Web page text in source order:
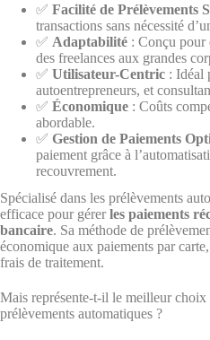
✅ Facilité de Prélèvements
transactions sans nécessité
✅ Adaptabilité : Conçu pour
des freelances aux grandes
✅ Utilisateur-Centric : Idéal
autoentrepreneurs, et
✅ Économique : Coûts
abordable.
✅ Gestion de Paiements
paiement grâce à
recouvrement.
Spécialisé dans les prélèvements
efficace pour gérerles paiements
bancaire. Sa méthode de
économique aux paiements par
frais de traitement.
Mais représente-t-il le meilleur
prélèvements automatiques ?